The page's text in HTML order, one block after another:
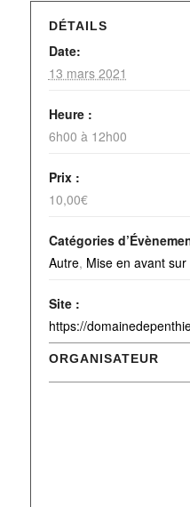
DÉTAILS
Date:
13 mars 2021
Heure :
6h00 à 12h00
Prix :
10,00€
Catégories
Autre, Mise en avant
Site :
https://
ORGANISATEUR